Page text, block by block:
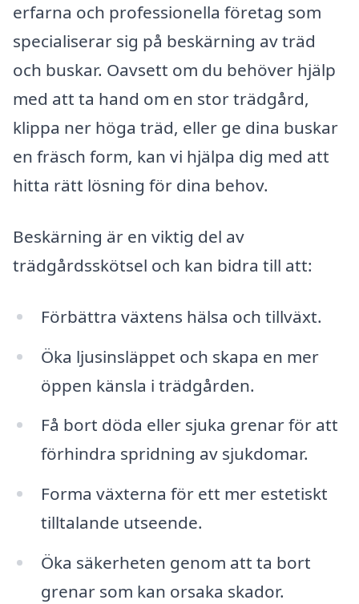
erfarna och professionella företag som
specialiserar sig på beskärning av träd
och buskar. Oavsett om du behöver hjälp
med att ta hand om en stor trädgård,
klippa ner höga träd, eller ge dina buskar
en fräsch form, kan vi hjälpa dig med att
hitta rätt lösning för dina behov.
Beskärning är en viktig del av
trädgårdsskötsel och kan bidra till att:
Förbättra växtens hälsa och tillväxt.
Öka ljusinsläppet och skapa en mer
öppen känsla i trädgården.
Få bort döda eller sjuka grenar för att
förhindra spridning av sjukdomar.
Forma växterna för ett mer estetiskt
tilltalande utseende.
Öka säkerheten genom att ta bort
grenar som kan orsaka skador.